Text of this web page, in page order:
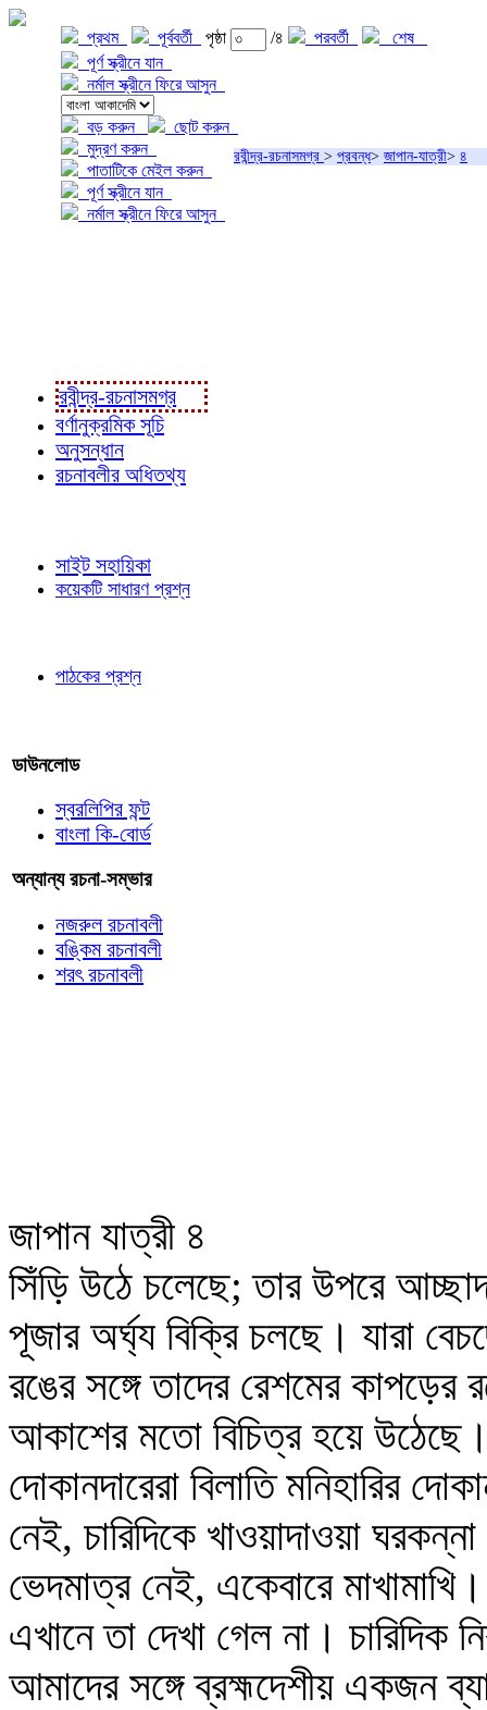
প্রথম পূর্ববর্তী পৃষ্ঠা /৪ পরবর্তী
শেষ
পূর্ণ স্ক্রীনে যান
নর্মাল স্ক্রীনে ফিরে আসুন
বড় করুন
ছোট করুন
মুদ্রণ করুন
পাতাটিকে মেইল করুন
পূর্ণ স্ক্রীনে যান
নর্মাল স্ক্রীনে ফিরে আসুন
রবীন্দ্র-রচনাসমগ্র > প্রবন্ধ> জাপান-যাত্রী> ৪
রবীন্দ্র-রচনাসমগ্র
বর্ণানুক্রমিক সূচি
অনুসন্ধান
রচনাবলীর অধিতথ্য
সাইট সহায়িকা
কয়েকটি সাধারণ প্রশ্ন
পাঠকের প্রশ্ন
ডাউনলোড
স্বরলিপির ফন্ট
বাংলা কি-বোর্ড
অন্যান্য রচনা-সম্ভার
নজরুল রচনাবলী
বঙ্কিম রচনাবলী
শরৎ রচনাবলী
জাপান যাত্রী ৪
সিঁড়ি উঠে চলেছে; তার উপরে
পূজার অর্ঘ্য বিক্রি চলছে। যারা
রঙের সঙ্গে তাদের রেশমের কাপড়ের
আকাশের মতো বিচিত্র হয়ে
দোকানদারেরা বিলাতি মনিহারির
নেই, চারিদিকে খাওয়াদাওয়া
ভেদমাত্র নেই, একেবারে
এখানে তা দেখা গেল না।
আমাদের সঙ্গে ব্রহ্মদেশীয় একজন